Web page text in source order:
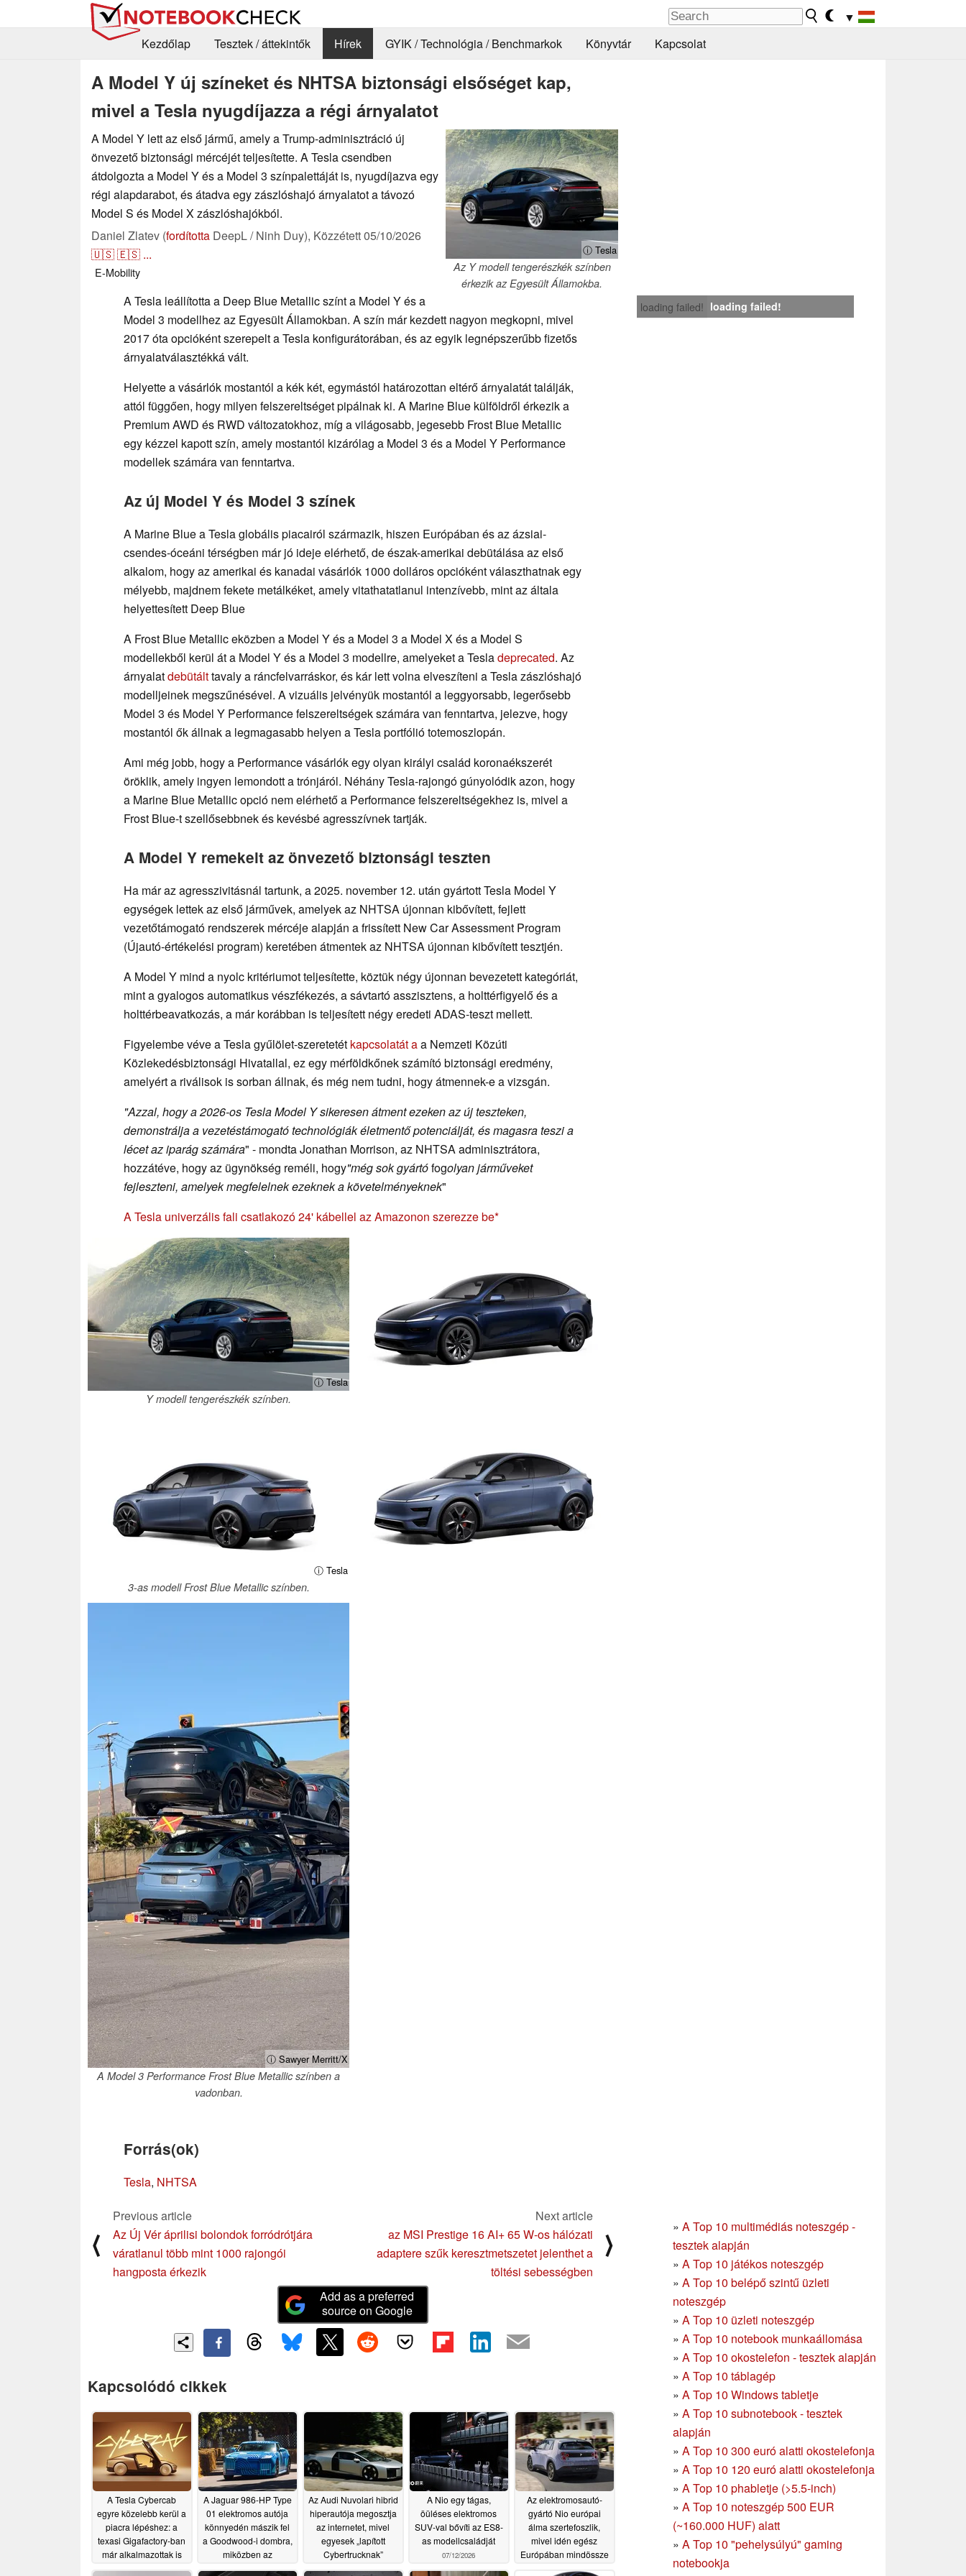
▼
Kezdőlap
Tesztek / áttekintők Hírek GYIK / Technológia / Benchmarkok Könyvtár Kapcsolat
A Model Y új színeket és NHTSA biztonsági elsőséget kap,
mivel a Tesla nyugdíjazza a régi árnyalatot
ⓘ Tesla
Az Y modell tengerészkék színben
érkezik az Egyesült Államokba.
A Model Y lett az első jármű, amely a Trump-adminisztráció új
önvezető biztonsági mércéjét teljesítette. A Tesla csendben
átdolgozta a Model Y és a Model 3 színpalettáját is, nyugdíjazva egy
régi alapdarabot, és átadva egy zászlóshajó árnyalatot a távozó
Model S és Model X zászlóshajókból.
Daniel Zlatev (fordította DeepL / Ninh Duy), Közzétett05/10/2026
🇺🇸🇪🇸 ...
E-Mobility
loading failed! loading failed!
A Tesla leállította a Deep Blue Metallic színt a Model Y és a
Model 3 modellhez az Egyesült Államokban. A szín már kezdett nagyon megkopni, mivel
2017 óta opcióként szerepelt a Tesla konfigurátorában, és az egyik legnépszerűbb fizetős
árnyalatválasztékká vált.
Helyette a vásárlók mostantól a kék két, egymástól határozottan eltérő árnyalatát találják,
attól függően, hogy milyen felszereltséget pipálnak ki. A Marine Blue külföldről érkezik a
Premium AWD és RWD változatokhoz, míg a világosabb, jegesebb Frost Blue Metallic
egy kézzel kapott szín, amely mostantól kizárólag a Model 3 és a Model Y Performance
modellek számára van fenntartva.
Az új Model Y és Model 3 színek
A Marine Blue a Tesla globális piacairól származik, hiszen Európában és az ázsiai-
csendes-óceáni térségben már jó ideje elérhető, de észak-amerikai debütálása az első
alkalom, hogy az amerikai és kanadai vásárlók 1000 dolláros opcióként választhatnak egy
mélyebb, majdnem fekete metálkéket, amely vitathatatlanul intenzívebb, mint az általa
helyettesített Deep Blue
A Frost Blue Metallic eközben a Model Y és a Model 3 a Model X és a Model S
modellekből kerül át a Model Y és a Model 3 modellre, amelyeket a Tesladeprecated. Az
árnyalatdebütálttavaly a ráncfelvarráskor, és kár lett volna elveszíteni a Tesla zászlóshajó
modelljeinek megszűnésével. A vizuális jelvényük mostantól a leggyorsabb, legerősebb
Model 3 és Model Y Performance felszereltségek számára van fenntartva, jelezve, hogy
mostantól ők állnak a legmagasabb helyen a Tesla portfólió totemoszlopán.
Ami még jobb, hogy a Performance vásárlók egy olyan királyi család koronaékszerét
öröklik, amely ingyen lemondott a trónjáról. Néhány Tesla-rajongó gúnyolódik azon, hogy
a Marine Blue Metallic opció nem elérhető a Performance felszereltségekhez is, mivel a
Frost Blue-t szellősebbnek és kevésbé agresszívnek tartják.
A Model Y remekelt az önvezető biztonsági teszten
Ha már az agresszivitásnál tartunk, a 2025. november 12. után gyártott Tesla Model Y
egységek lettek az első járművek, amelyek az NHTSA újonnan kibővített, fejlett
vezetőtámogató rendszerek mércéje alapján a frissített New Car Assessment Program
(Újautó-értékelési program) keretében átmentek az NHTSA újonnan kibővített tesztjén.
A Model Y mind a nyolc kritériumot teljesítette, köztük négy újonnan bevezetett kategóriát,
mint a gyalogos automatikus vészfékezés, a sávtartó asszisztens, a holttérfigyelő és a
holttérbeavatkozás, a már korábban is teljesített négy eredeti ADAS-teszt mellett.
Figyelembe véve a Tesla gyűlölet-szeretetét kapcsolatát aa Nemzeti Közúti
Közlekedésbiztonsági Hivatallal, ez egy mérföldkőnek számító biztonsági eredmény,
amelyért a riválisok is sorban állnak, és még nem tudni, hogy átmennek-e a vizsgán.
"Azzal, hogy a 2026-os Tesla Model Y sikeresen átment ezeken az új teszteken,
demonstrálja a vezetéstámogató technológiák életmentő potenciálját, és magasra teszi a
lécet az iparág számára" - mondta Jonathan Morrison, az NHTSA adminisztrátora,
hozzátéve, hogy az ügynökség reméli, hogy"még sok gyártófogolyan járműveket
fejleszteni, amelyek megfelelnek ezeknek a követelményeknek"
A Tesla univerzális fali csatlakozó 24' kábellel az Amazonon szerezze be
ⓘ Tesla
Y modell tengerészkék színben.
ⓘ Tesla
3-as modell Frost Blue Metallic színben.
ⓘ Sawyer Merritt/X
A Model 3 Performance Frost Blue Metallic színben a
vadonban.
Forrás(ok)
Tesla, NHTSA
» A Top 10 multimédiás noteszgép -
tesztek alapján
» A Top 10 játékos noteszgép
» A Top 10 belépő szintű üzleti
noteszgép
» A Top 10 üzleti noteszgép
» A Top 10 notebook munkaállomása
» A Top 10 okostelefon - tesztek alapján
» A Top 10 táblagép
» A Top 10 Windows tabletje
» A Top 10 subnotebook - tesztek
alapján
» A Top 10 300 euró alatti okostelefonja
» A Top 10 120 euró alatti okostelefonja
» A Top 10 phabletje (>5.5-inch)
» A Top 10 noteszgép 500 EUR
(~160.000 HUF) alatt
» A Top 10 "pehelysúlyú" gaming
notebookja
⟨
Previous article
Az Új Vér áprilisi bolondok forródrótjára
váratlanul több mint 1000 rajongói
hangposta érkezik
Next article
az MSI Prestige 16 AI+ 65 W-os hálózati
adaptere szűk keresztmetszetet jelenthet a
töltési sebességben
⟩
Add as a preferred
source on Google
Kapcsolódó cikkek
A Tesla Cybercab
egyre közelebb kerül a
piacra lépéshez: a
texasi Gigafactory-ban
már alkalmazottak is
A Jaguar 986-HP Type
01 elektromos autója
könnyedén mászik fel
a Goodwood-i dombra,
miközben az
Az Audi Nuvolari hibrid
hiperautója megosztja
az internetet, mivel
egyesek „lapított
Cybertrucknak”
07/13/2026
A Nio egy tágas,
öüléses elektromos
SUV-val bővíti az ES8-
as modellcsaládját
07/12/2026
Az elektromosautó-
gyártó Nio európai
álma szertefoszlik,
mivel idén egész
Európában mindössze